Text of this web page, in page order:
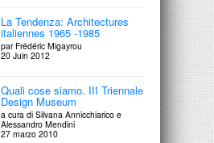
La Tendenza: Architectures
italiennes 1965 -1985
par Frédéric Migayrou
20 Juin 2012
Quali cose siamo. III Triennale
Design Museum
a cura di Silvana Annicchiarico e
Alessandro Mendini
27 marzo 2010